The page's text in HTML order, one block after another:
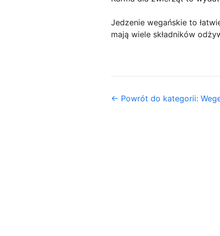
Jedzenie wegańskie to
mają wiele składników
← Powrót do kategorii: